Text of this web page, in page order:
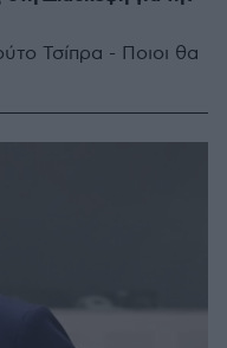
Τσίπρα - Ποιοι θα